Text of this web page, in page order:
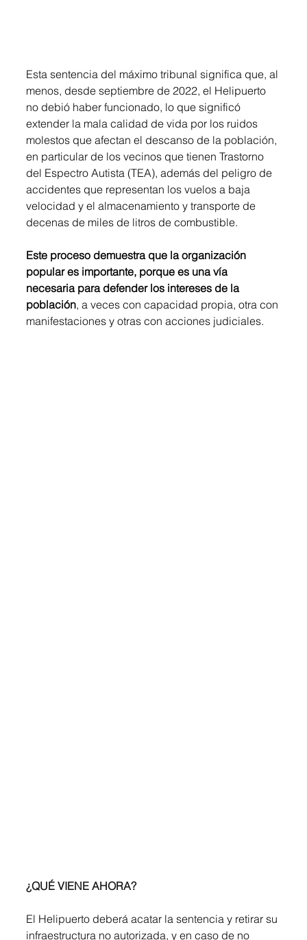
Esta sentencia del máximo tribunal significa que, al
menos, desde septiembre de 2022, el Helipuerto
no debió haber funcionado, lo que significó
extender la mala calidad de vida por los ruidos
molestos que afectan el descanso de la población,
en particular de los vecinos que tienen Trastorno
del Espectro Autista (TEA), además del peligro de
accidentes que representan los vuelos a baja
velocidad y el almacenamiento y transporte de
decenas de miles de litros de combustible.
Este proceso demuestra que la organización
popular es importante, porque es una vía
necesaria para defender los intereses de la
población, a veces con capacidad propia, otra con
manifestaciones y otras con acciones judiciales.
¿QUÉ VIENE AHORA?
El Helipuerto deberá acatar la sentencia y retirar su
infraestructura no autorizada, y en caso de no